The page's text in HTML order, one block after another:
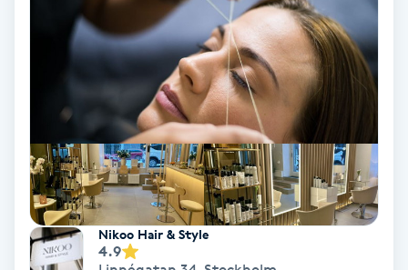
Nagelförlängning
Nagelförlängning akryl
Nagelförlängning gelé
Nagelförlängning glasfiber
Nagelförlängning silke
Nikoo Hair & Style
4.9